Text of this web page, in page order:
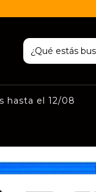
hasta el 12/08